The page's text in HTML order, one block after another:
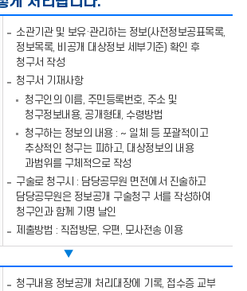
소관기관 및 보유·관리하는 정보(사전정보공표목록,
정보목록, 비공개 대상정보 세부기준) 확인 후
청구서 작성
청구서 기재사항
청구인의 이름, 주민등록번호, 주소 및
청구정보내용, 공개형태, 수령방법
청구하는 정보의 내용 : ~ 일체 등 포괄적이고
추상적인 청구는 피하고, 대상정보의 내용
과범위를 구체적으로 작성
구술로 청구시 : 담당공무원 면전에서 진술하고
담당공무원은 정보공개 구술청구 서를 작성하여
청구인과 함께 기명 날인
제출방법 : 직접방문, 우편, 모사전송 이용
▼
청구내용 정보공개 처리대장에 기록, 접수증 교부